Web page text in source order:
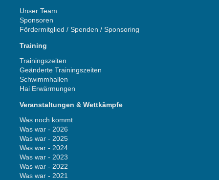
Unser Team
Sponsoren
Fördermitglied / Spenden / Sponsoring
Training
Trainingszeiten
Geänderte Trainingszeiten
Schwimmhallen
Hai Erwärmungen
Veranstaltungen & Wettkämpfe
Was noch kommt
Was war - 2026
Was war - 2025
Was war - 2024
Was war - 2023
Was war - 2022
Was war - 2021